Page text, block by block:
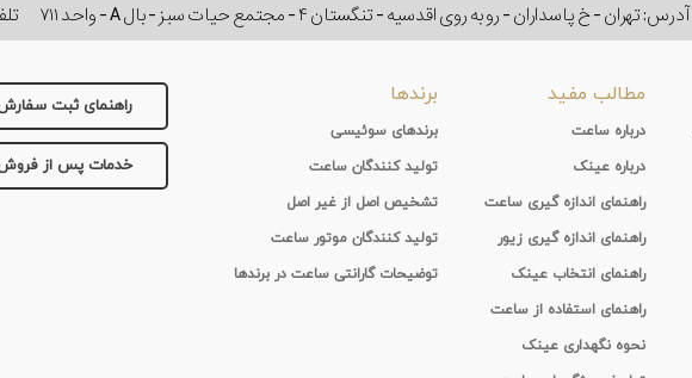
آدرس: تهران - خ پاسداران - رو به روی اقدسیه - تنگستان ۴ - مجتمع حیات سبز - بال A - واحد ۷۱۱
راهنمای ثبت
خدمات پس از
مطالب مفید
درباره ساعت
درباره عینک
راهنمای اندازه گیری ساعت
راهنمای اندازه گیری زیور
راهنمای انتخاب عینک
راهنمای استفاده از ساعت
نحوه نگهداری عینک
برندها
برندهای سوئیسی
تولید کنندگان ساعت
تشخیص اصل از غیر اصل
تولید کنندگان موتور ساعت
توضیحات گارانتی ساعت در برندها